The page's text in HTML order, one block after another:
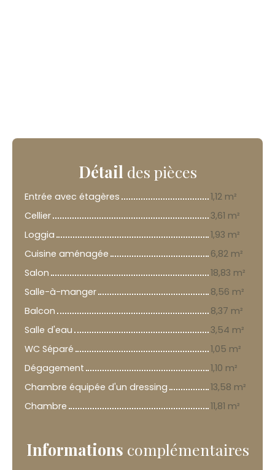
Détail des pièces
Entrée avec étagères
1,12 m²
Cellier
3,61 m²
Loggia
1,93 m²
Cuisine aménagée
6,82 m²
Salon
18,83 m²
Salle-à-manger
8,56 m²
Balcon
8,37 m²
Salle d'eau
3,54 m²
WC Séparé
1,05 m²
Dégagement
1,10 m²
Chambre équipée d'un dressing
13,58 m²
Chambre
11,81 m²
Informations complémentaires